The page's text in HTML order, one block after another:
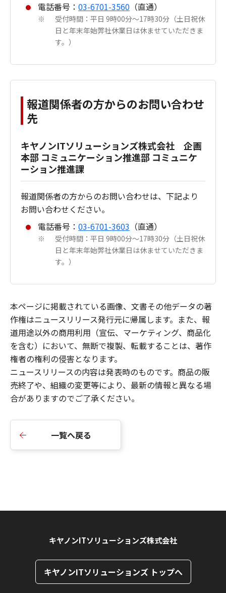
電話番号： 03-6701-3560 （直通）
※
受付時間：平日 9時00分～17時30分（土日祝休
日と年末年始弊社休業日は休ませていただきま
す。）
報道関係者の方からのお問い合わせ
先
キヤノンITソリューションズ株式会社 企画
本部 コミュニケーション推進部 コミュニケ
ーション推進課
報道関係者の方からのお問い合わせは、下記より
お問い合わせください。
電話番号： 03-6701-3603 （直通）
※
受付時間：平日 9時00分～17時30分（土日祝休
日と年末年始弊社休業日は休ませていただきま
す。）
本ページに掲載されている画像、文書その他データの著
作権はニュースリリース発行元に帰属します。また、報
道用途以外の商用利用（宣伝、マーケティング、商品化
を含む）において、無断で複製、転載することは、著作
権者の権利の侵害となります。
ニュースリリースの内容は発表時のものです。商品の販
売終了や、組織の変更等により、最新の情報と異なる場
合がありますのでご了承ください。
一覧へ戻る
キヤノンITソリューションズ株式会社
キヤノンITソリューションズ トップへ